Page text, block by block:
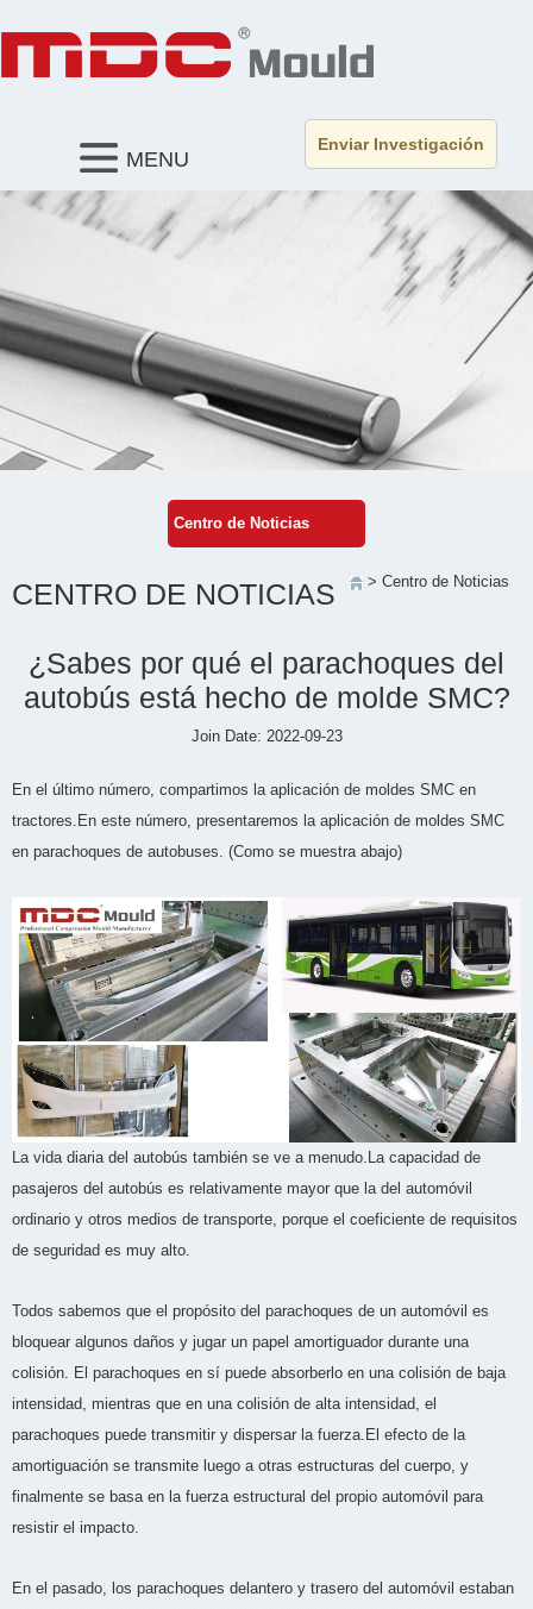
Enviar Investigación
MENU
Centro de Noticias
CENTRO DE NOTICIAS > Centro de Noticias
¿Sabes por qué el parachoques del
autobús está hecho de molde SMC?
Join Date: 2022-09-23
En el último número, compartimos la aplicación de moldes SMC en
tractores.En este número, presentaremos la aplicación de moldes SMC
en parachoques de autobuses. (Como se muestra abajo)
La vida diaria del autobús también se ve a menudo.La capacidad de
pasajeros del autobús es relativamente mayor que la del automóvil
ordinario y otros medios de transporte, porque el coeficiente de requisitos
de seguridad es muy alto.
Todos sabemos que el propósito del parachoques de un automóvil es
bloquear algunos daños y jugar un papel amortiguador durante una
colisión. El parachoques en sí puede absorberlo en una colisión de baja
intensidad, mientras que en una colisión de alta intensidad, el
parachoques puede transmitir y dispersar la fuerza.El efecto de la
amortiguación se transmite luego a otras estructuras del cuerpo, y
finalmente se basa en la fuerza estructural del propio automóvil para
resistir el impacto.
En el pasado, los parachoques delantero y trasero del automóvil estaban